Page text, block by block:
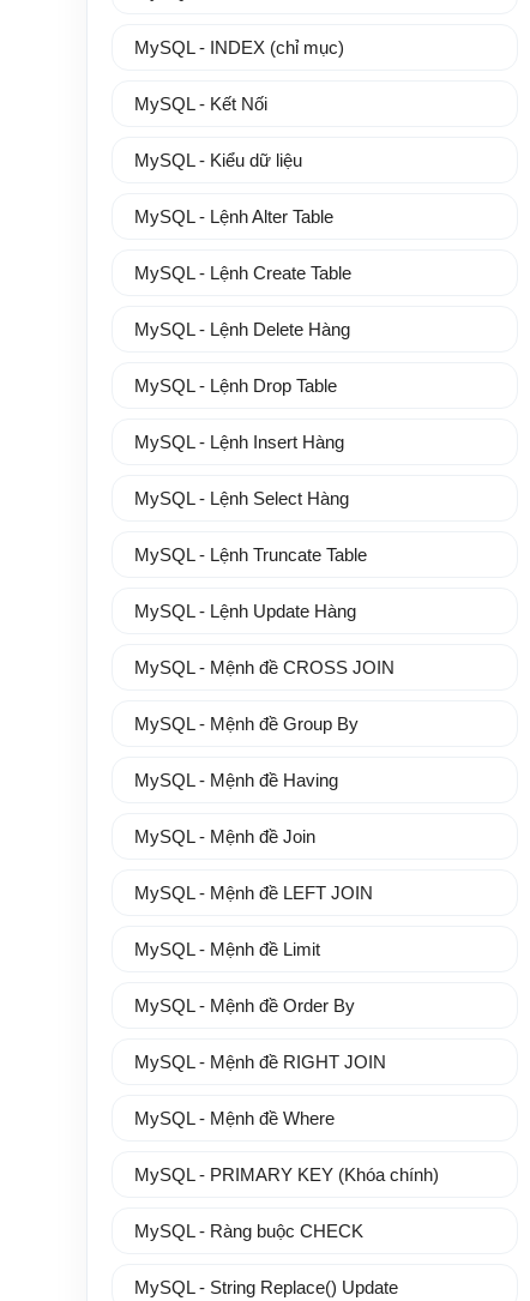
MySQL - INDEX (chỉ mục)
MySQL - Kết Nối
MySQL - Kiểu dữ liệu
MySQL - Lệnh Alter Table
MySQL - Lệnh Create Table
MySQL - Lệnh Delete Hàng
MySQL - Lệnh Drop Table
MySQL - Lệnh Insert Hàng
MySQL - Lệnh Select Hàng
MySQL - Lệnh Truncate Table
MySQL - Lệnh Update Hàng
MySQL - Mệnh đề CROSS JOIN
MySQL - Mệnh đề Group By
MySQL - Mệnh đề Having
MySQL - Mệnh đề Join
MySQL - Mệnh đề LEFT JOIN
MySQL - Mệnh đề Limit
MySQL - Mệnh đề Order By
MySQL - Mệnh đề RIGHT JOIN
MySQL - Mệnh đề Where
MySQL - PRIMARY KEY (Khóa chính)
MySQL - Ràng buộc CHECK
MySQL - String Replace() Update